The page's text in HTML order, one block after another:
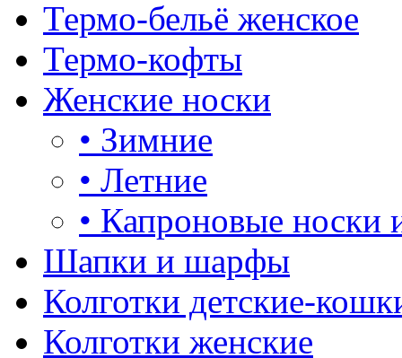
Термо-бельё женское
Термо-кофты
Женские носки
• Зимние
• Летние
• Капроновые носки
Шапки и шарфы
Колготки детские-
Колготки женские